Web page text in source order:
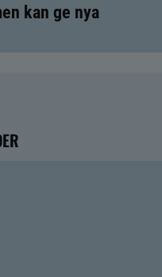
kan ge nya